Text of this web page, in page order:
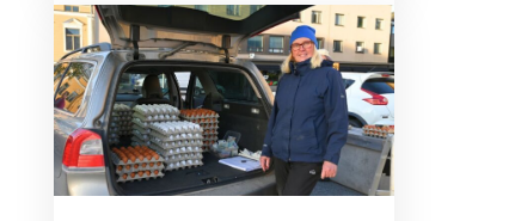
Klicka
för
att
läsa
artikeln